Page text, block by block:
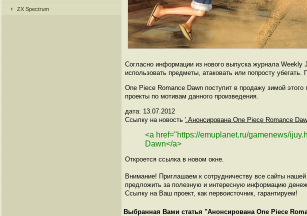
ZX Spectrum
Согласно информации из нового выпуска журнала Weekly
использовать предметы, атаковать или попросту
One Piece Romance Dawn поступит в продажу зимой
проекты по мотивам данного произведения.
дата: 13.07.2012
Ссылку на новость '.Анонсирована One Piece Romance
<a href="https://emuplanet.ru/gamenews/
Dawn</a>
Откроется ссылка в новом окне.
Внимание! Приглашаем к сотрудничеству все сайты
предложить за полезную и интересную информацию
Ссылку на Ваш проект, как первоисточник, гарантируем!
Выбранная Вами статья "Анонсирована One Piece